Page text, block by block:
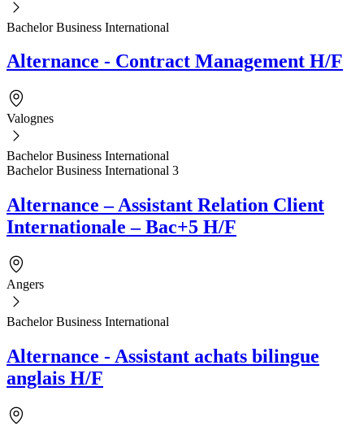
Bachelor Business International
Alternance - Contract Management H/F
Valognes
Bachelor Business International
Bachelor Business International 3
Alternance – Assistant Relation Client
Internationale – Bac+5 H/F
Angers
Bachelor Business International
Alternance - Assistant achats bilingue
anglais H/F